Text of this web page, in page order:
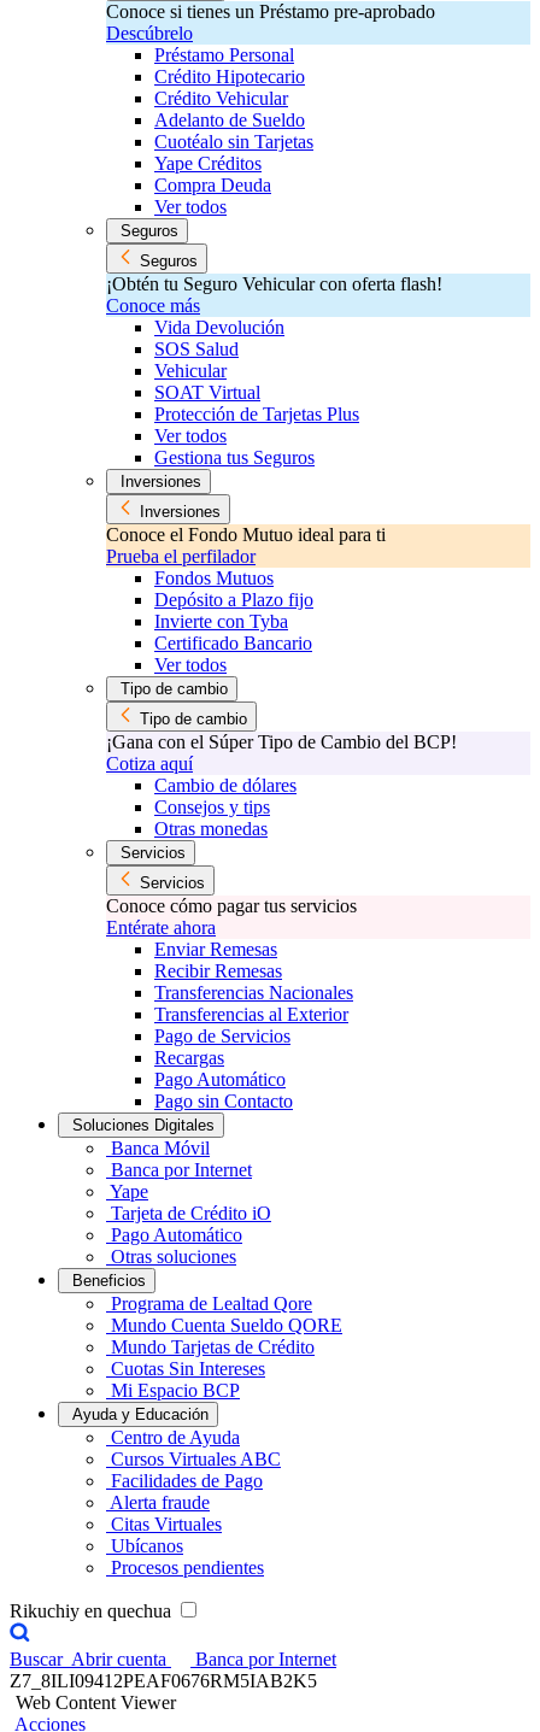
Conoce si tienes un Préstamo pre-aprobado
Descúbrelo
Préstamo Personal
Crédito Hipotecario
Crédito Vehicular
Adelanto de Sueldo
Cuotéalo sin Tarjetas
Yape Créditos
Compra Deuda
Ver todos
Seguros
Seguros
¡Obtén tu Seguro Vehicular con oferta flash!
Conoce más
Vida Devolución
SOS Salud
Vehicular
SOAT Virtual
Protección de Tarjetas Plus
Ver todos
Gestiona tus Seguros
Inversiones
Inversiones
Conoce el Fondo Mutuo ideal para ti
Prueba el perfilador
Fondos Mutuos
Depósito a Plazo fijo
Invierte con Tyba
Certificado Bancario
Ver todos
Tipo de cambio
Tipo de cambio
¡Gana con el Súper Tipo de Cambio del BCP!
Cotiza aquí
Cambio de dólares
Consejos y tips
Otras monedas
Servicios
Servicios
Conoce cómo pagar tus servicios
Entérate ahora
Enviar Remesas
Recibir Remesas
Transferencias Nacionales
Transferencias al Exterior
Pago de Servicios
Recargas
Pago Automático
Pago sin Contacto
Soluciones Digitales
Banca Móvil
Banca por Internet
Yape
Tarjeta de Crédito iO
Pago Automático
Otras soluciones
Beneficios
Programa de Lealtad Qore
Mundo Cuenta Sueldo QORE
Mundo Tarjetas de Crédito
Cuotas Sin Intereses
Mi Espacio BCP
Ayuda y Educación
Centro de Ayuda
Cursos Virtuales ABC
Facilidades de Pago
Alerta fraude
Citas Virtuales
Ubícanos
Procesos pendientes
Rikuchiy en quechua
Buscar Abrir cuenta
Banca por Internet
Z7_8ILI09412PEAF0676RM5IAB2K5
Web Content Viewer
Acciones